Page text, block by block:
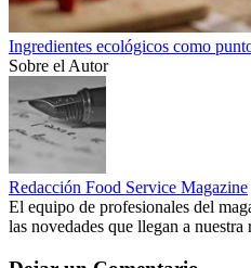
Ingredientes ecológicos como
Sobre el Autor
Redacción Food Service Magazine
El equipo de profesionales del
las novedades que llegan a nuestra